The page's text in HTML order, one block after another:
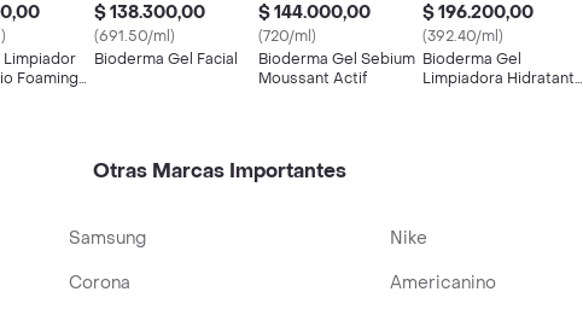
Limpiador
Foaming
$ 138.300,00
(691.50/ml)
Bioderma Gel Facial
$ 144.000,00
(720/ml)
Bioderma Gel Sebium
Moussant Actif
$ 196.200,00
(392.40/ml)
Bioderma Gel
Limpiadora Hidratante
Otras Marcas Importantes
Samsung Nike
Corona Americanino